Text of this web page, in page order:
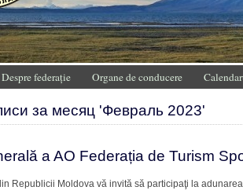
Despre federație Organe de conducere
за месяц 'Февраль 2023'
a AO Federația de Turism
Republicii Moldova vă invită să participaţi la